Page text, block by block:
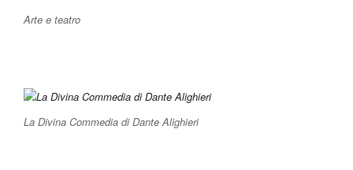
Arte e teatro
La Divina Commedia di Dante Alighieri